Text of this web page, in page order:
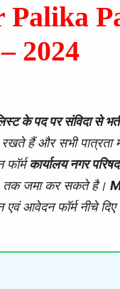
Palika
2024
के पद पर संविदा से
रखते हैं और सभी
कार्यालय नगर
तक जमा कर सकते है।
एवं आवेदन फॉर्म नीचे